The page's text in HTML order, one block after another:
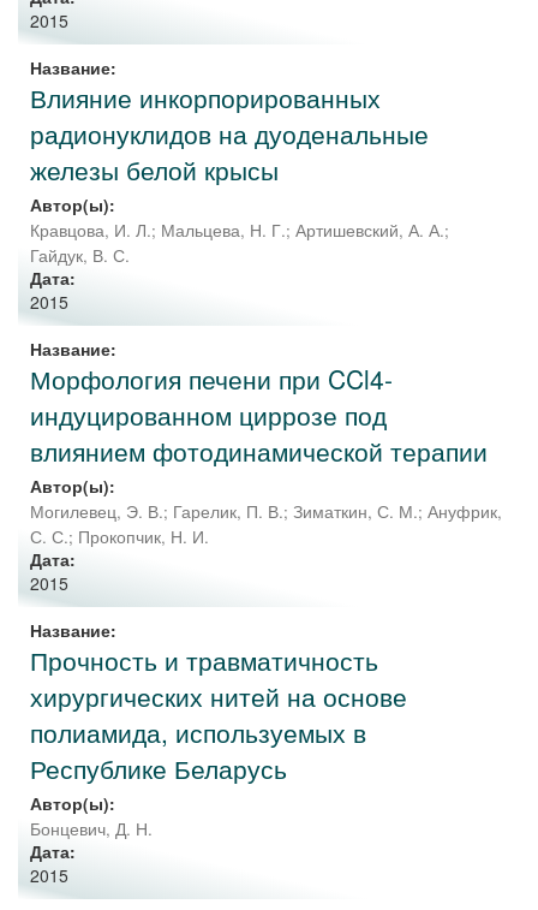
2015
Название:
Влияние инкорпорированных
радионуклидов на дуоденальные
железы белой крысы
Автор(ы):
Кравцова, И. Л.; Мальцева, Н. Г.; Артишевский, А. А.;
Гайдук, В. С.
Дата:
2015
Название:
Морфология печени при CCl4-
индуцированном циррозе под
влиянием фотодинамической терапии
Автор(ы):
Могилевец, Э. В.; Гарелик, П. В.; Зиматкин, С. М.; Ануфрик,
С. С.; Прокопчик, Н. И.
Дата:
2015
Название:
Прочность и травматичность
хирургических нитей на основе
полиамида, используемых в
Республике Беларусь
Автор(ы):
Бонцевич, Д. Н.
Дата:
2015